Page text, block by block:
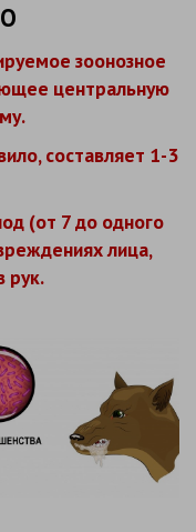
зоонозное
центральную
составляет 1-3
(от 7 до одного
лица,
рук.